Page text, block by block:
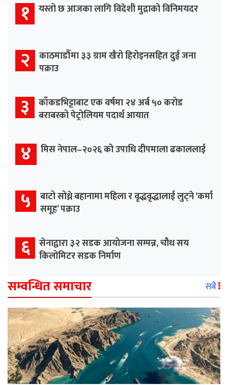
१ यस्तो छ आजका लागि विदेशी मुद्राको विनिमयदर
२ काठमाडौँमा ३३ ग्राम खैरो हिरोइनसहित दुई जना
पक्राउ
३ काँकडभिट्टाबाट एक वर्षमा २४ अर्ब ५० करोड
बराबरको पेट्रोलियम पदार्थ आयात
४ मिस नेपाल–२०२६ को उपाधि दीपमाला ढकाललाई
५ बाटो सोध्ने बहानामा महिला र वृद्धवृद्धालाई लुट्ने ‘कर्मा
समूह’ पक्राउ
६ सेनाद्वारा ३२ सडक आयोजना सम्पन्न, चौध सय
किलोमिटर सडक निर्माण
सम्वन्धित समाचार सबै